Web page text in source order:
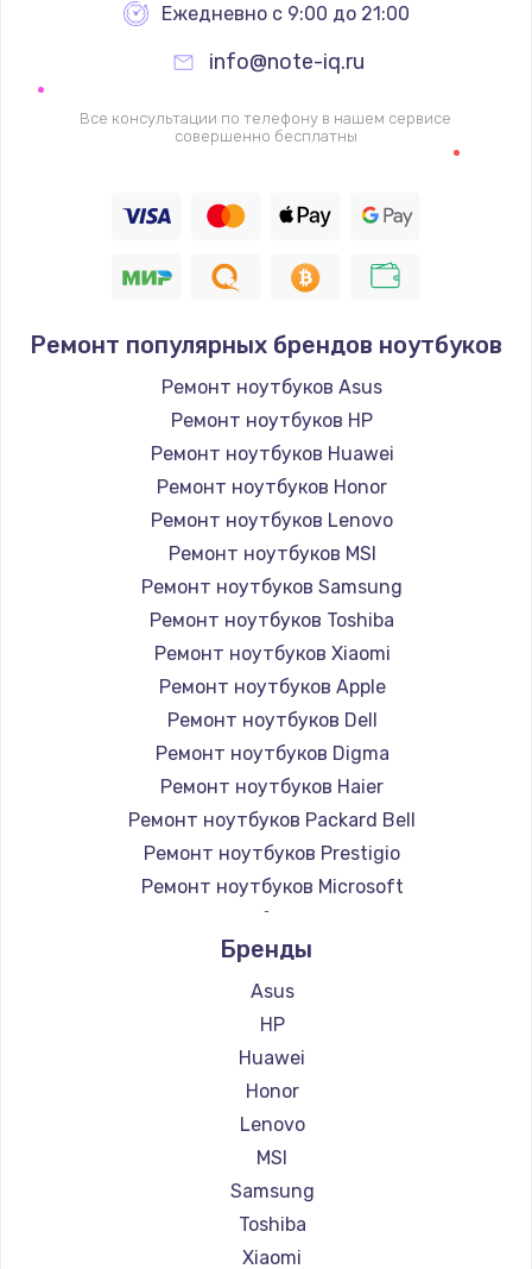
Ежедневно с 9:00 до 21:00
info@note-iq.ru
Все консультации по телефону в нашем сервисе
совершенно бесплатны
Ремонт популярных брендов ноутбуков
Ремонт ноутбуков Asus
Ремонт ноутбуков HP
Ремонт ноутбуков Huawei
Ремонт ноутбуков Honor
Ремонт ноутбуков Lenovo
Ремонт ноутбуков MSI
Ремонт ноутбуков Samsung
Ремонт ноутбуков Toshiba
Ремонт ноутбуков Xiaomi
Ремонт ноутбуков Apple
Ремонт ноутбуков Dell
Ремонт ноутбуков Digma
Ремонт ноутбуков Haier
Ремонт ноутбуков Packard Bell
Ремонт ноутбуков Prestigio
Ремонт ноутбуков Microsoft
Ремонт ноутбуков Alienware
Ремонт ноутбуков Aquarius
Ремонт ноутбуков Gigabyte
Ремонт ноутбуков Aorus
Ремонт ноутбуков Maibenben
Ремонт ноутбуков Getac
Ремонт ноутбуков Epson
Ремонт ноутбуков Philips
Ремонт ноутбуков LG
Ремонт ноутбуков Panasonic
Ремонт ноутбуков Irbis
Бренды
Asus
HP
Huawei
Honor
Lenovo
MSI
Samsung
Toshiba
Xiaomi